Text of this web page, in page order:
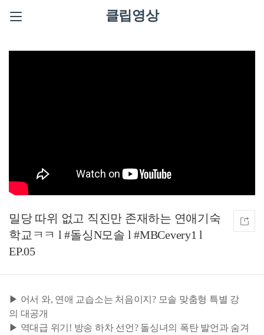
클립영상
밀당 따위 없고 직진만 존재하는 연애기숙
학교ㅋㅋ l #돌싱N모솔 l #MBCevery1 l
EP.05
▶ 어서 와, 연애 교습소는 처음이지? 모솔 맞춤형 특별 강
의 대공개
▶ 역대급 위기! 방송 하차 선언? 돌싱녀의 폭탄 발언과 숨겨